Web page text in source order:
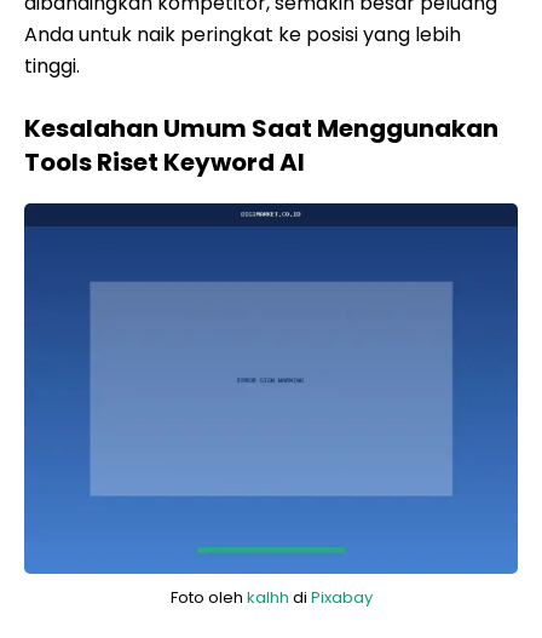
Anda untuk naik peringkat ke posisi yang lebih
tinggi.
Kesalahan Umum Saat Menggunakan
Tools Riset Keyword AI
Foto oleh kalhh di Pixabay